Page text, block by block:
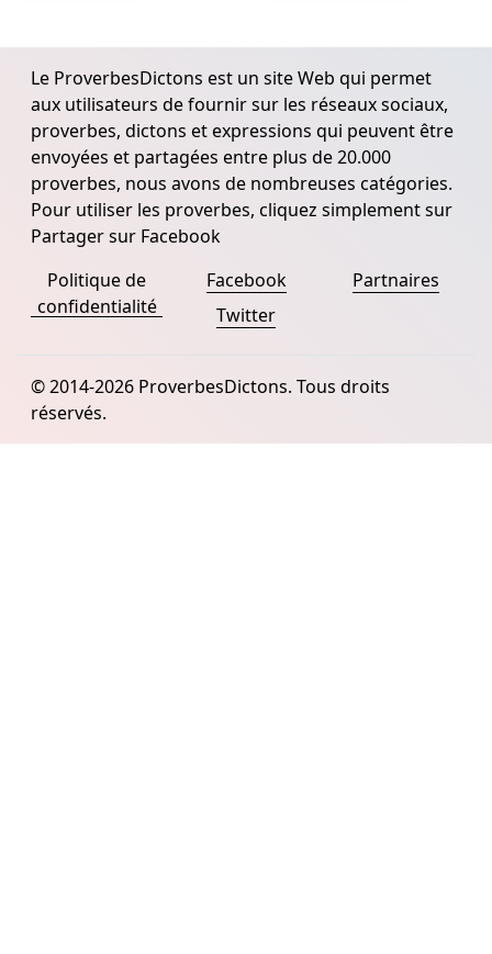
Le ProverbesDictons est un site Web qui permet
aux utilisateurs de fournir sur les réseaux sociaux,
proverbes, dictons et expressions qui peuvent être
envoyées et partagées entre plus de 20.000
proverbes, nous avons de nombreuses catégories.
Pour utiliser les proverbes, cliquez simplement sur
Partager sur Facebook
Politique de
confidentialité
Facebook
Twitter
Partnaires
© 2014-2026 ProverbesDictons. Tous droits
réservés.